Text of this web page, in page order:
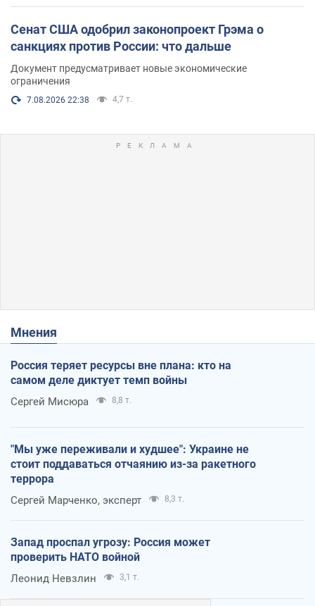
Сенат США одобрил законопроект Грэма о
санкциях против России: что дальше
Документ предусматривает новые экономические
ограничения
7.08.2026 22:38 4,7 т.
Мнения
Россия теряет ресурсы вне плана: кто на
самом деле диктует темп войны
Сергей Мисюра 8,8 т.
"Мы уже переживали и худшее": Украине не
стоит поддаваться отчаянию из-за ракетного
террора
Сергей Марченко, эксперт 8,3 т.
Запад проспал угрозу: Россия может
проверить НАТО войной
Леонид Невзлин 3,1 т.